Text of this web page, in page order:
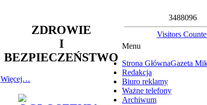
ZDROWIE
I
BEZPIECZEŃSTWO
Więcej…
3488096
Visitors
Menu
Strona GłównaGazeta
Redakcja
Biuro reklamy
Ważne telefony
Archiwum